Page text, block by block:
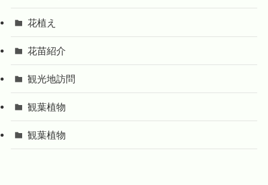
花植え
花苗紹介
観光地訪問
観葉植物
観葉植物